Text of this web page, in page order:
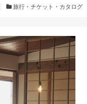
旅行・チケット・カタログ